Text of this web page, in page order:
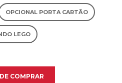
OPCIONAL PORTA CARTÃO
LEGO
COMPRAR